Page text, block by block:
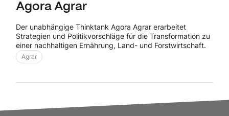
Agora Agrar
Der unabhängige Thinktank Agora Agrar erarbeitet
Strategien und Politikvorschläge für die Transformation zu
einer nachhaltigen Ernährung, Land- und Forstwirtschaft.
Agrar